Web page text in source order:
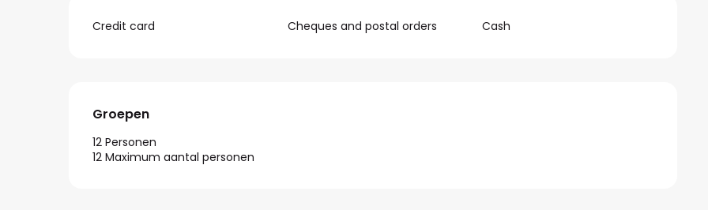
Credit card Cheques and postal orders Cash
Groepen
Groepen
12 Personen
12 Maximum aantal personen